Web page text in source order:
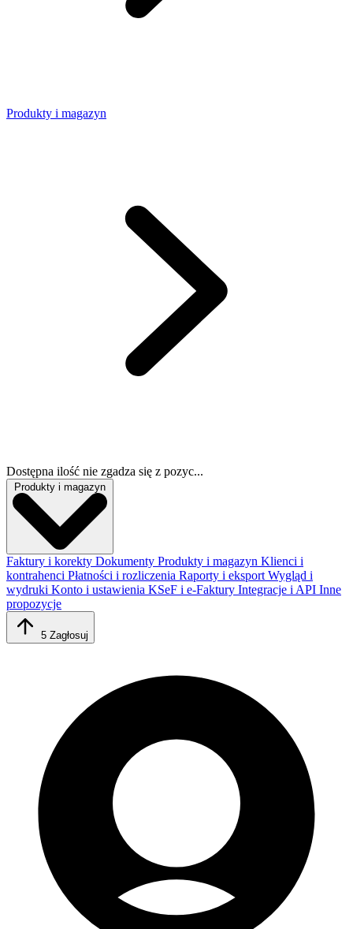
Produkty i magazyn
Dostępna ilość nie zgadza się z pozyc...
Produkty i magazyn
Faktury i korekty Dokumenty Produkty i magazyn Klienci i
kontrahenci Płatności i rozliczenia Raporty i eksport Wygląd i
wydruki Konto i ustawienia KSeF i e-Faktury Integracje i API Inne
propozycje
5 Zagłosuj